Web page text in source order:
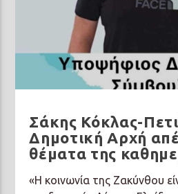
Σάκης Κόκλας-
Δημοτική Αρχή
θέματα της
«Η κοινωνία της Ζακύνθου